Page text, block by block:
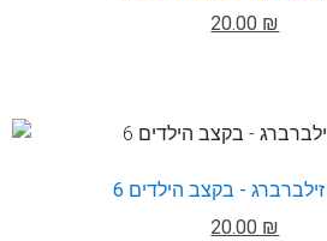
20.00 ₪
- בקצב הילדים 6
20.00 ₪